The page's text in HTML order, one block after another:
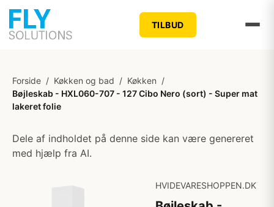
TILBUD
Forside / Køkken og bad / Køkken /
Bøjleskab - HXL060-707 - 127 Cibo Nero (sort) - Super mat
lakeret folie
Dele af indholdet på denne side kan være genereret
med hjælp fra AI.
HVIDEVARESHOPPEN.DK